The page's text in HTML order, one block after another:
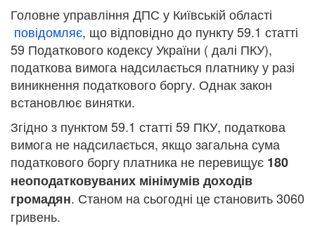
Головне управління ДПС у Київській області
повідомляє, що відповідно до пункту 59.1 статті
59 Податкового кодексу України ( далі ПКУ),
податкова вимога надсилається платнику у разі
виникнення податкового боргу. Однак закон
встановлює винятки.
Згідно з пунктом 59.1 статті 59 ПКУ, податкова
вимога не надсилається, якщо загальна сума
податкового боргу платника не перевищує 180
неоподатковуваних мінімумів доходів
громадян. Станом на сьогодні це становить 3060
гривень.